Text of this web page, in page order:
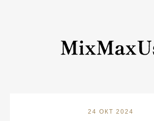
24 ОКТ 2024